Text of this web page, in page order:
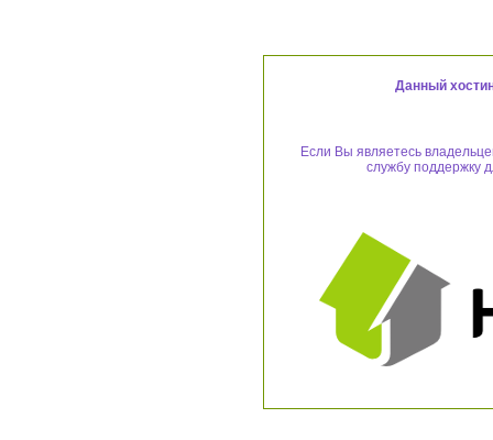
Данный
Если Вы являетесь
службу поддержку